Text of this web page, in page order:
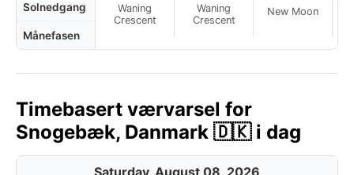
Solnedgang
Månefasen
Waning
Crescent
Waning
Crescent
New Moon
Timebasert værvarsel for
Snogebæk, Danmark 🇩🇰 i dag
Saturday, August 08, 2026